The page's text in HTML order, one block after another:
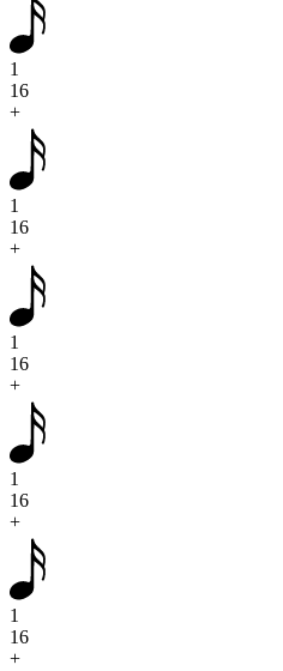
1
16
+
1
16
+
1
16
+
1
16
+
1
16
+